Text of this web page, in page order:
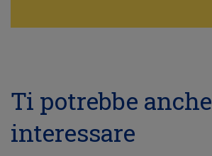
Ti potrebbe anche
interessare